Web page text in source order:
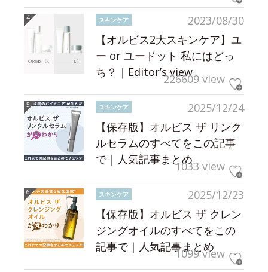
2023/08/30
スキンケア
【オルビス2大スキンケア】ユ
ー or ユードット 私にはどっ
ち？｜Editor’s view226609 view
2025/12/24
スキンケア
【保存版】オルビス ザ リンク
ルセラムのすべてをこの記事
で｜人気記事まとめ1033 view
2025/12/23
スキンケア
【保存版】オルビス ザ クレン
ジングオイルのすべてをこの
記事で｜人気記事まとめ
1099 view